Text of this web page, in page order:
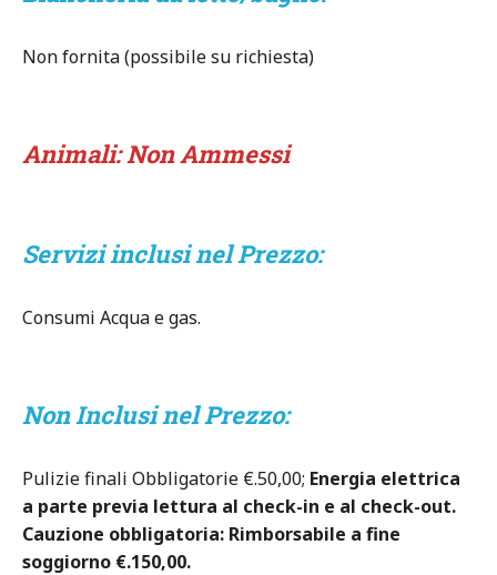
Non fornita (possibile su richiesta)
Animali: NonAmmessi
Servizi inclusi nel Prezzo:
Consumi Acqua e gas.
Non Inclusi nel Prezzo:
Pulizie finali Obbligatorie €.50,00; Energia elettrica
a parte previa lettura al check-in e al check-out.
Cauzione obbligatoria: Rimborsabile a fine
soggiorno €.150,00.